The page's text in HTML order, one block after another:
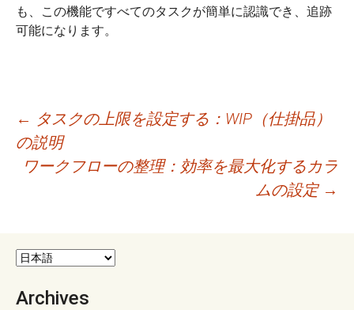
も、この機能ですべてのタスクが簡単に認識でき、追跡
可能になります。
投
稿
ゲ
ー
← タスクの上限を設定する：WIP（仕掛品）
の説明
ワークフローの整理：効率を最大化するカラ
ムの設定 →
Archives